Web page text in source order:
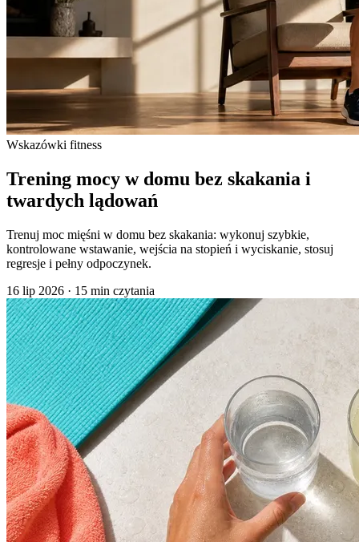
Wskazówki fitness
Trening mocy w domu bez skakania i
twardych lądowań
Trenuj moc mięśni w domu bez skakania: wykonuj szybkie,
kontrolowane wstawanie, wejścia na stopień i wyciskanie, stosuj
regresje i pełny odpoczynek.
16 lip 2026 · 15 min czytania